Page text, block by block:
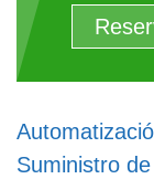
Suministro